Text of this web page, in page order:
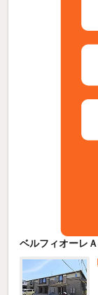
ベルフィオーレ